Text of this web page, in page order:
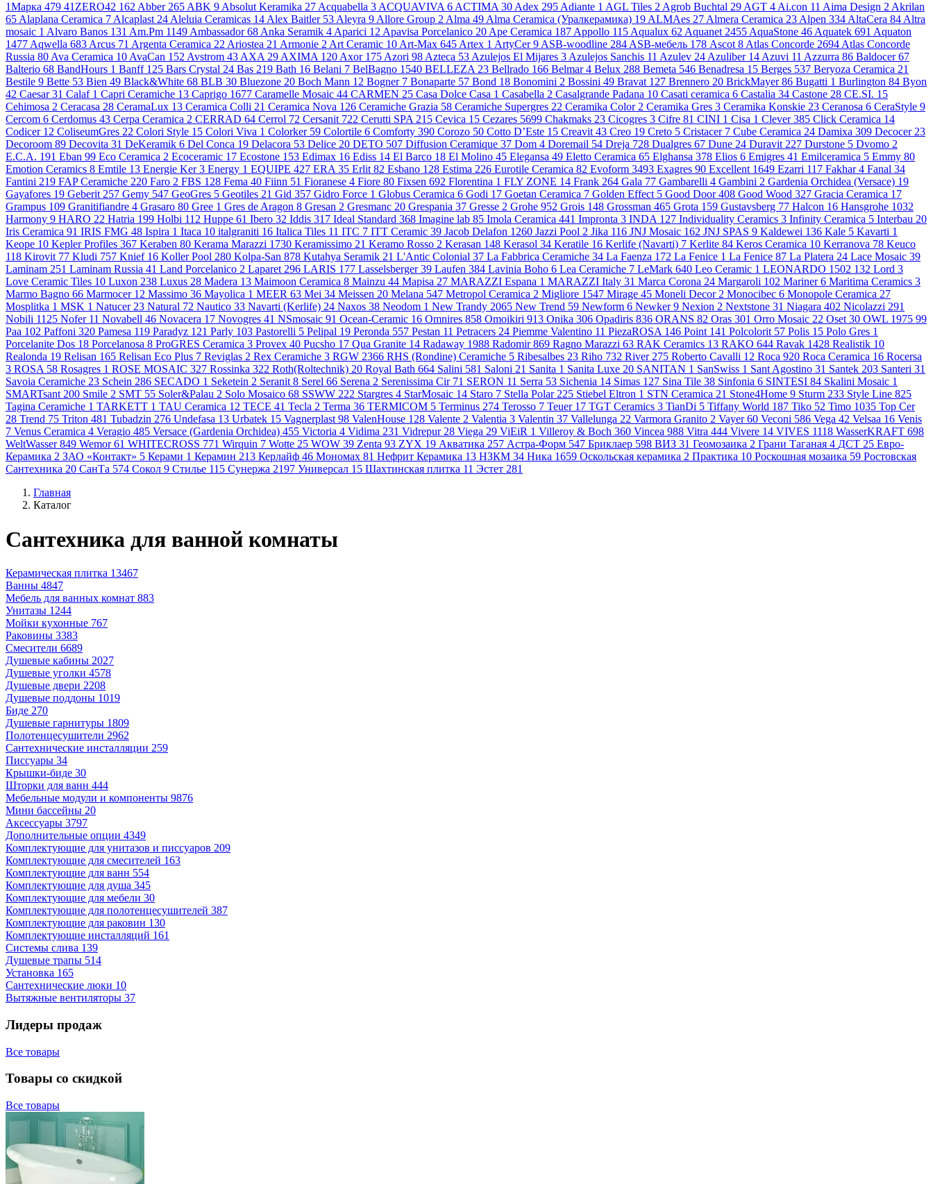
1Марка 479 41ZERO42 162Abber265ABK 9Absolut Keramika 27Acquabella 3ACQUAVIVA6ACTIMA30Adex 295Adiante 1 AGL Tiles 2Agrob Buchtal 29AGT 4Ai.con 11 Aima Design 2Akrilan
65Alaplana Ceramica 7Alcaplast24Aleluia Ceramicas 14Alex Baitler 53Aleyra 9Allore Group 2Alma 49Alma Ceramica (Уралкерамика) 19ALMAes 27Almera Ceramica 23Alpen 334AltaCera 84Altra
mosaic 1 Alvaro Banos 131 Am.Pm 1149Ambassador68Anka Seramik 4Aparici 12Apavisa Porcelanico 20Ape Ceramica 187Appollo 115Aqualux 62Aquanet2455AquaStone 46Aquatek 691 Aquaton
1477Aqwella 683Arcus 71 Argenta Ceramica 22Ariostea 21 Armonie 2Art Ceramic 10Art-Max 645Artex 1 ArtyCer9ASB-woodline 284ASB-мебель 178 Ascot8Atlas Concorde 2694Atlas Concorde
Russia 80Ava Ceramica 10AvaCan 152Avstrom 43AXA29AXIMA 120Axor 175Azori 98Azteca 53Azulejos El Mijares 3Azulejos Sanchis 11 Azulev 24Azuliber 14Azuvi 11 Azzurra 86 Baldocer67
Balterio 68 BandHours 1 Banff 125 Bars Crystal 24 Bas 219 Bath 16 Belani 7 BelBagno 1540 BELLEZA23 Bellrado 166 Belmar4 Belux 288 Bemeta 546 Benadresa 15 Berges 537 Beryoza Ceramica 21
Bestile 9 Bette 53 Bien 49 Black&White 68 BLB 30 Bluezone 20 Boch Mann 12 Bogner 7 Bonaparte 57 Bond 18 Bonomini 2 Bossini 49 Bravat 127 Brennero 20 BrickMayer86 Bugatti 1 Burlington 84 Byon
42 Caesar31 Calaf 1 Capri Ceramiche 13 Caprigo 1677 Caramelle Mosaic 44 CARMEN 25 Casa Dolce Casa 1 Casabella 2 Casalgrande Padana 10 Casati ceramica 6 Castalia 34 Castone 28 CE.SI. 15
Cehimosa 2 Ceracasa 28 CeramaLux 13 Ceramica Colli 21 Ceramica Nova 126 Ceramiche Grazia 58 Ceramiche Supergres 22 Ceramika Color2 Ceramika Gres 3 Ceramika Konskie 23 Ceranosa 6 CeraStyle 9
Cercom 6 Cerdomus 43 Cerpa Ceramica 2 CERRAD 64 Cerrol 72 Cersanit 722 Cerutti SPA215 Cevica 15 Cezares 5699 Chakmaks 23 Cicogres 3 Cifre 81 CINI 1 Cisa 1 Clever385 Click Ceramica 14
Codicer 12 ColiseumGres 22 Colori Style 15 Colori Viva 1 Colorker 59 Colortile 6 Comforty 390 Corozo 50 Cotto D’Este 15 Creavit43 Creo 19 Creto 5 Cristacer 7 Cube Ceramica 24 Damixa 309 Decocer23
Decoroom 89 Decovita 31 DeKeramik 6 Del Conca 19 Delacora 53 Delice 20 DETO 507 Diffusion Ceramique 37 Dom 4 Doremail 54 Dreja 728 Dualgres 67 Dune 24 Duravit227 Durstone 5 Dvomo 2
E.C.A. 191 Eban 99 Eco Ceramica 2 Ecoceramic 17 Ecostone 153 Edimax 16 Ediss 14 El Barco 18 El Molino 45 Elegansa 49 Eletto Ceramica 65 Elghansa 378 Elios 6 Emigres 41 Emilceramica 5 Emmy 80
Emotion Ceramics 8 Emtile 13 Energie Ker3 Energy 1 EQUIPE 427 ERA35 Erlit82 Esbano 128 Estima 226 Eurotile Ceramica 82 Evoform 3493 Exagres 90 Excellent 1649 Ezarri 117 Fakhar4 Fanal 34
Fantini 219 FAP Ceramiche 220 Faro 2 FBS 128 Fema 40 Fiinn 51 Fioranesе 4 Fiore 80 Fixsen 692 Florentina 1 FLY ZONE 14 Frank 264 Gala 77 Gambarelli 4 Gambini 2 Gardenia Orchidea (Versace) 19
Gayafores 19 Geberit257 Gemy 547 GeoGres 5 Geotiles 21 Gid 357 Gidro Force 1 Globus Ceramica 6 Godi 17 Goetan Ceramica 7 Golden Effect 5 Good Door408 Good Wood 327 Gracia Ceramica 17
Grampus 109 Granitifiandre 4 Grasaro 80 Gree 1 Gres de Aragon 8 Gresan 2 Gresmanc 20 Grespania 37 Gresse 2 Grohe 952 Grois 148 Grossman 465 Grota 159 Gustavsberg 77 Halcon 16 Hansgrohe 1032
Harmony 9 HARO 22 Hatria 199 Holbi 112 Huppe 61 Ibero 32 Iddis 317 Ideal Standard 368 Imagine lab 85 Imola Ceramica 441 Impronta 3 INDA 127 Individuality Ceramics 3 Infinity Ceramica 5 Interbau 20
Iris Ceramica 91 IRIS FMG 48 Ispira 1 Itaca 10 italgraniti 16 Italica Tiles 11 ITC 7 ITT Ceramic 39 Jacob Delafon 1260 Jazzi Pool 2 Jika 116 JNJ Mosaic 162 JNJ SPAS 9 Kaldewei 136 Kale 5 Kavarti 1
Keope 10 Kepler Profiles 367 Keraben 80 Kerama Marazzi 1730 Keramissimo 21 Keramo Rosso 2 Kerasan 148 Kerasol 34 Keratile 16 Kerlife (Navarti) 7 Kerlite 84 Keros Ceramica 10 Kerranova 78 Keuco
118 Kirovit 77 Kludi 757 Knief 16 Koller Pool 280 Kolpa-San 878 Kutahya Seramik 21 L'Antic Colonial 37 La Fabbrica Ceramiche 34 La Faenza 172 La Fenice 1 La Fenice 87 La Platera 24 Lace Mosaic 39
Laminam 251 Laminam Russia 41 Land Porcelanico 2 Laparet296 LARIS 177 Lasselsberger39 Laufen 384 Lavinia Boho 6 Lea Ceramiche 7 LeMark 640 Leo Ceramic 1 LEONARDO 1502 132 Lord 3
Love Ceramic Tiles 10 Luxon 238 Luxus 28 Madera 13 Maimoon Ceramica 8 Mainzu 44 Mapisa 27 MARAZZI Espana 1 MARAZZI Italy 31 Marca Corona 24 Margaroli 102 Mariner6 Maritima Ceramics 3
Marmo Bagno 66 Marmocer 12 Massimo 36 Mayolica 1 MEER 63 Mei 34 Meissen 20 Melana 547 Metropol Ceramica 2 Migliore 1547 Mirage 45 Moneli Decor2 Monocibec 6 Monopole Ceramica 27
Mosplitka 1 MSK 1 Natucer23 Natural 72 Nautico 33 Navarti (Kerlife) 24 Naxos 38 Neodom 1 New Trandy 2065 New Trend 59 Newform 6 Newker9 Nexion 2 Nextstone 31 Niagara 402 Nicolazzi 291
Nobili 1125 Nofer 11 Novabell 46 Novacera 17 Novogres 41 NSmosaic 91 Ocean-Ceramic 16 Omnires 858 Omoikiri 913 Onika 306 Opadiris 836 ORANS 82 Oras 301 Orro Mosaic 22 Oset30 OWL 1975 99
Paa 102 Paffoni 320 Pamesa 119 Paradyz 121 Parly 103 Pastorelli 5 Pelipal 19 Peronda 557 Pestan 11 Petracers 24 Piemme Valentino 11 PiezaROSA 146 Point 141 Polcolorit 57 Polis 15 Polo Gres 1
Porcelanite Dos 18 Porcelanosa 8 ProGRES Ceramica 3 Provex 40 Pucsho 17 Qua Granite 14 Radaway 1988 Radomir869 Ragno Marazzi 63 RAK Ceramics 13 RAKO 644 Ravak 1428 Realistik 10
Realonda 19 Relisan 165 Relisan Eco Plus 7 Reviglas 2 Rex Ceramiche 3 RGW 2366 RHS (Rondine) Ceramiche 5 Ribesalbes 23 Riho 732 River275 Roberto Cavalli 12 Roca 920 Roca Ceramica 16 Rocersa
3 ROSA 58 Rosagres 1 ROSE MOSAIC 327 Rossinka 322 Roth(Roltechnik) 20 Royal Bath 664 Salini 581 Saloni 21 Sanita 1 Sanita Luxe 20 SANITAN 1 SanSwiss 1 Sant Agostino 31 Santek 203 Santeri 31
Savoia Ceramiche 23 Schein 286 SECADO 1 Seketein 2 Seranit8 Serel 66 Serena 2 Serenissima Cir 71 SERON 11 Serra 53 Sichenia 14 Simas 127 Sina Tile 38 Sinfonia 6 SINTESI 84 Skalini Mosaic 1
SMARTsant200 Smile 2 SMT 55 Soler&Palau 2 Solo Mosaico 68 SSWW 222 Stargres 4 StarMosaic 14 Staro 7 Stella Polar225 Stiebel Eltron 1 STN Ceramica 21 Stone4Home 9 Sturm 233 Style Line 825
Tagina Ceramiche 1 TARKETT 1 TAU Ceramica 12 TECE 41 Tecla 2 Terma 36 TERMICOM 5 Terminus 274 Terosso 7 Teuer 17 TGT Ceramics 3 TianDi 5 Tiffany World 187 Tiko 52 Timo 1035 Top Cer
28 Trend 75 Triton 481 Tubadzin 276 Undefasa 13 Urbatek 15 Vagnerplast98 ValenHouse 128 Valente 2 Valentia 3 Valentin 37 Vallelunga 22 Varmora Granito 2 Vayer60 Veconi 586 Vega 42 Velsaa 16 Venis
7 Venus Ceramica 4 Veragio 485 Versace (Gardenia Orchidea) 455 Victoria 4 Vidima 231 Vidrepur28 Viega 29 ViEiR 1 Villeroy & Boch 360 Vincea 988 Vitra 444 Vivere 14 VIVES 1118 WasserKRAFT 698
WeltWasser849 Wemor61 WHITECROSS 771 Wirquin 7 Wotte 25 WOW 39 Zenta 93 ZYX 19 Акватика 257 Астра-Форм 547 Бриклаер 598 ВИЗ 31 Геомозаика 2 Грани Таганая 4 ДСТ 25 Евро-
Керамика 2 ЗАО «Контакт» 5 Керами 1 Керамин 213 Керлайф 46 Мономах 81 Нефрит Керамика 13 НЗКМ 34 Ника 1659 Оскольская керамика 2 Практика 10 Роскошная мозаика 59 Ростовская
Сантехника 20 СанТа 574 Сокол 9 Стилье 115 Сунержа 2197 Универсал 15 Шахтинская плитка 11 Эстет 281
Главная
Каталог
Сантехника для ванной комнаты
Керамическая плитка 13467
Ванны 4847
Мебель для ванных комнат 883
Унитазы 1244
Мойки кухонные 767
Раковины 3383
Смесители 6689
Душевые кабины 2027
Душевые уголки 4578
Душевые двери 2208
Душевые поддоны 1019
Биде 270
Душевые гарнитуры 1809
Полотенцесушители 2962
Сантехнические инсталляции 259
Писсуары 34
Крышки-биде 30
Шторки для ванн 444
Мебельные модули и компоненты 9876
Мини бассейны 20
Аксессуары 3797
Дополнительные опции 4349
Комплектующие для унитазов и писсуаров 209
Комплектующие для смесителей 163
Комплектующие для ванн 554
Комплектующие для душа 345
Комплектующие для мебели 30
Комплектующие для полотенцесушителей 387
Комплектующие для раковин 130
Комплектующие инсталляций 161
Системы слива 139
Душевые трапы 514
Установка 165
Сантехнические люки 10
Вытяжные вентиляторы 37
Лидеры продаж
Все товары
Товары со скидкой
Все товары